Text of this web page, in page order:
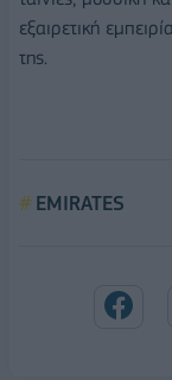
εξαιρετική
της.
EMIRATES